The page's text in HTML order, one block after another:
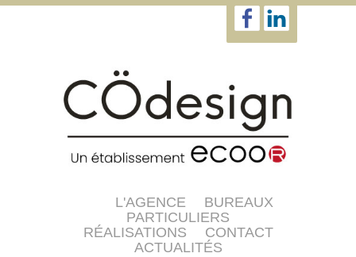
L'AGENCE
BUREAUX
PARTICULIERS
RÉALISATIONS
CONTACT
ACTUALITÉS